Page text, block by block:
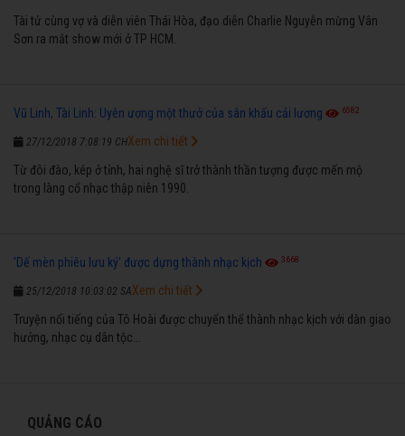
Tài tử cùng vợ và diễn viên Thái Hòa, đạo diễn Charlie Nguyễn mừng Vân
Sơn ra mắt show mới ở TP HCM.
Vũ Linh, Tài Linh: Uyên ương một thưở của sân khấu cải lương 6582
27/12/2018 7:08:19 CH
Từ đôi đào, kép ở tỉnh, hai nghệ sĩ trở thành thần tượng được mến mộ
trong làng cổ nhạc thập niên 1990.
Xem chi tiết
'Dế mèn phiêu lưu ký' được dựng thành nhạc kịch 3668
25/12/2018 10:03:02 SA
Truyện nổi tiếng của Tô Hoài được chuyển thể thành nhạc kịch với dàn giao
hưởng, nhạc cụ dân tộc...
Xem chi tiết
QUẢNG CÁO